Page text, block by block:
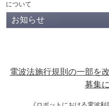
について
お知らせ
電波法施行規則の一部を
募集